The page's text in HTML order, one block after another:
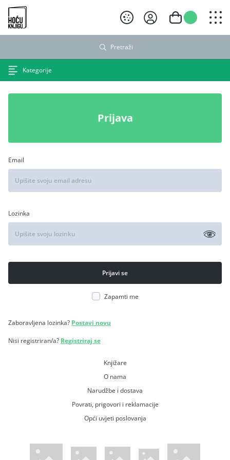
Hoću knjigu crni logo
Pretraži
Kategorije
Prijava
Email
Lozinka
Zapamti me
Zaboravljena lozinka? Postavi novu
Nisi registriran/a? Registriraj se
Knjižare
O nama
Narudžbe i dostava
Povrati, prigovori i reklamacije
Opći uvjeti poslovanja
WsPay web stranicaMaestro web stranicaMastercard web stranicaAmerican Express web stranica
Visa web stranica